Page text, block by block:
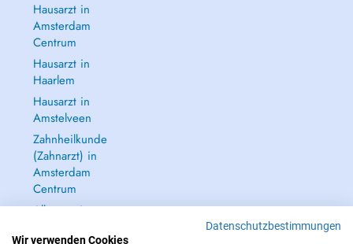
Hausarzt in
Amsterdam
Centrum
Hausarzt in
Haarlem
Hausarzt in
Amstelveen
Zahnheilkunde
(Zahnarzt) in
Amsterdam
Centrum
Alle anzeigen →
Datenschutzbestimmungen
Wir verwenden Cookies